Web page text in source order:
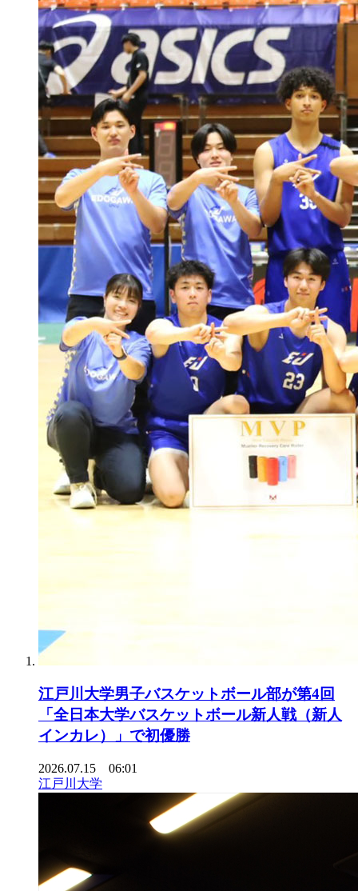
江戸川大学男子バスケットボール部が第4回
「全日本大学バスケットボール新人戦（新人
インカレ）」で初優勝
2026.07.15 06:01
江戸川大学